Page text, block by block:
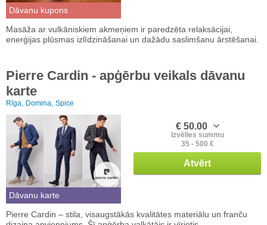
Dāvanu kupons
Masāža ar vulkāniskiem akmeņiem ir paredzēta relaksācijai,
enerģijas plūsmas izlīdzināšanai un dažādu saslimšanu ārstēšanai.
Pierre Cardin - apģērbu veikals dāvanu
karte
Rīga, Domina, Spice
Dāvanu karte
€ 50.00
Izvēlies summu
35 - 500 €
Atvērt
Pierre Cardin – stila, visaugstākās kvalitātes materiālu un franču